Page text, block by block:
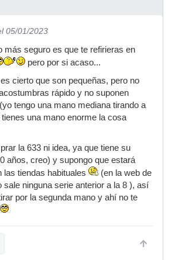
05/01/2023
más seguro es que te refirieras en
pero por si acaso...
cierto que son pequeñas, pero no
rápido y no suponen
tengo una mano mediana tirando a
una mano enorme la cosa
la 633 ni idea, ya que tiene su
años, creo) y supongo que estará
las tiendas habituales
(en la web de
sale ninguna serie anterior a la 8 ), así
por la segunda mano y ahí no te